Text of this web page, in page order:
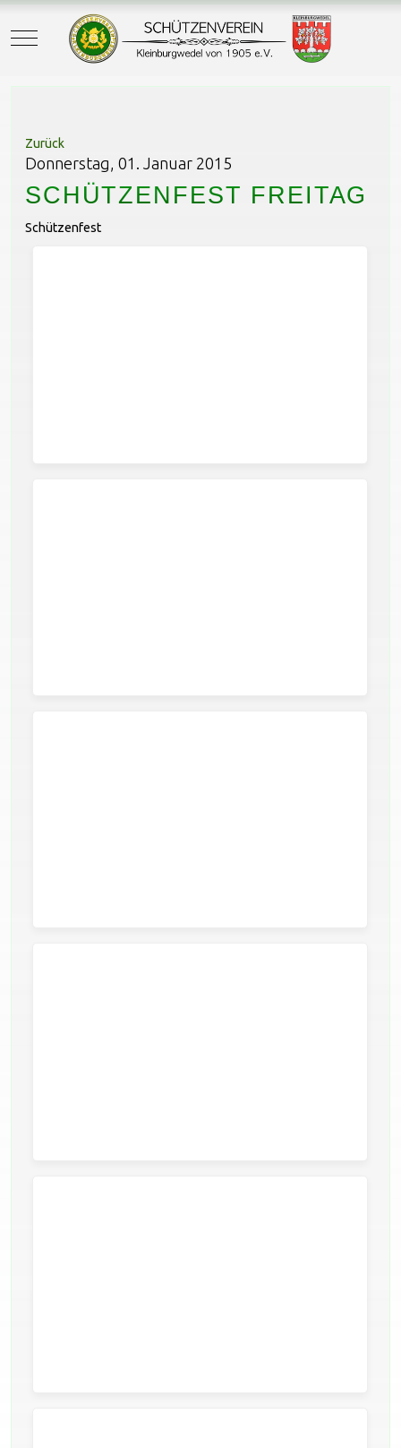
Mobile Menu Toggle
Zurück
Donnerstag, 01. Januar 2015
SCHÜTZENFEST FREITAG
Schützenfest